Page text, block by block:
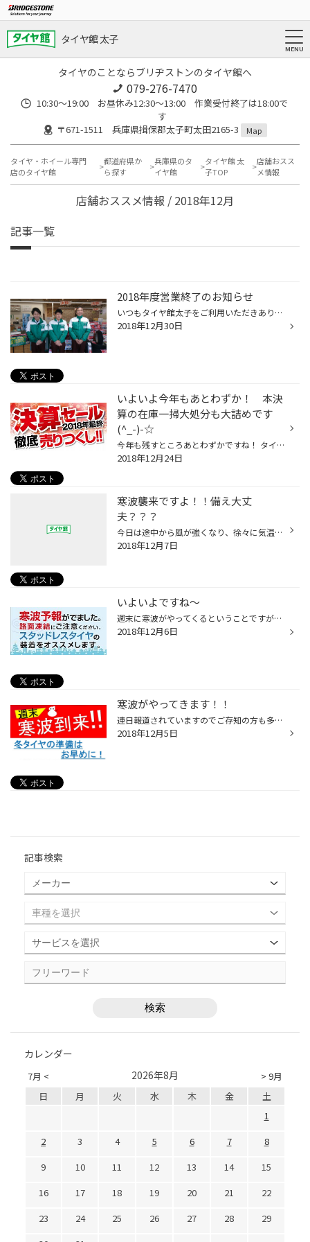
タイヤ館 太子
タイヤのことならブリヂストンのタイヤ館へ
079-276-7470
10:30～19:00 お昼休み12:30～13:00 作業受付終了は18:00で
す
〒671-1511 兵庫県揖保郡太子町太田2165-3
Map
タイヤ・ホイール専門
店のタイヤ館
都道府県か
ら探す
兵庫県のタ
イヤ館
タイヤ館 太
子TOP
店舗おスス
メ情報
店舗おススメ情報 / 2018年12月
記事一覧
2018年度営業終了のお知らせ
いつもタイヤ館太子をご利用いただきありがとうございます。 12/30日をもちまして2018年度の営業を終了させていただきましたm(__)m 当店をご利用のお客様には大変ご不便をお掛け致しますが 12月31日大晦日～お正月1・2・3日まで休みとさせていただきます。。 お急ぎのご用命がございましたら31日の...
2018年12月30日
いよいよ今年もあとわずか！ 本決
算の在庫一掃大処分も大詰めです
(^_-)-☆
今年も残すところあとわずかですね！ タイヤ館太子は2018年の本決算を迎え、ただいま在庫一掃大処分の大詰めを迎えております！ 夏タイヤも冬タイヤも今年一番のお買い得価格にて皆様のご来店をお待ちいたしておりますので タイヤの事はタイヤ専門店のタイヤ館太子に是非是非お任せくださいm(__)m ...
2018年12月24日
寒波襲来ですよ！！備え大丈
夫？？？
今日は途中から風が強くなり、徐々に気温も下がってきましたね ニュースなどでも流れているんですが、週末の冷え込みがかなり強くなるようです！！！ 兵庫県の西部は最低気温が氷点下の場所も予報で出ていますよ∑(ﾟДﾟ) 冬用タイヤの準備は大丈夫ですか？？。 暖冬だから平気平気って安心していると...
2018年12月7日
いよいよですね～
週末に寒波がやってくるということですが、いよいよ本格的な冬が来ますね（気象庁HP） 3℃以下では道路凍結の恐れがありますのでくれぐれもお気を付けくださいませm(__)m 私も以前は氷点下にならないと凍結しないと思っていましたが、3℃以下なんて普通に しょっちゅうありますよね((+_+)) 私もスポー...
2018年12月6日
寒波がやってきます！！
連日報道されていますのでご存知の方も多いと思いますが、 週末にかけて寒波がやってきそうですね((+_+)) 気象庁の情報によれば・・ 「北部では、明後日（７日）から８日頃は強い冬型の気圧配置となるため、荒れた天気となるおそれがあります。」【気象庁HPより】 との事で、特に北方面に向かわれる...
2018年12月5日
記事検索
カレンダー
7月 < > 9月
2026年8月
日 月 火 水 木 金
土
1
2
3 4 5 6 7
8
9
10 11 12 13 14
15
16
17 18 19 20 21
22
23
24 25 26 27 28
29